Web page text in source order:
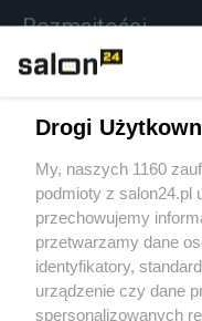
Rozmaitości
Sport
Społeczeństwo
Kultura
Drogi
My, naszych 1160
podmioty z salon24.pl
przechowujemy
przetwarzamy dane
identyfikatory,
urządzenie czy dane
spersonalizowanych